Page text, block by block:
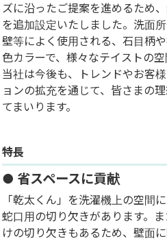
ズに沿ったご提案を進めるため
を追加設定いたしました。洗面
壁等によく使用される、石目柄
色カラーで、様々なテイストの空
当社は今後も、トレンドやお客
ョンの拡充を通じて、皆さまの
てまいります。
特長
● 省スペースに貢献
「乾太くん」を洗濯機上の空間
蛇口用の切り欠きがあります。
けの切り欠きもあるため、壁面